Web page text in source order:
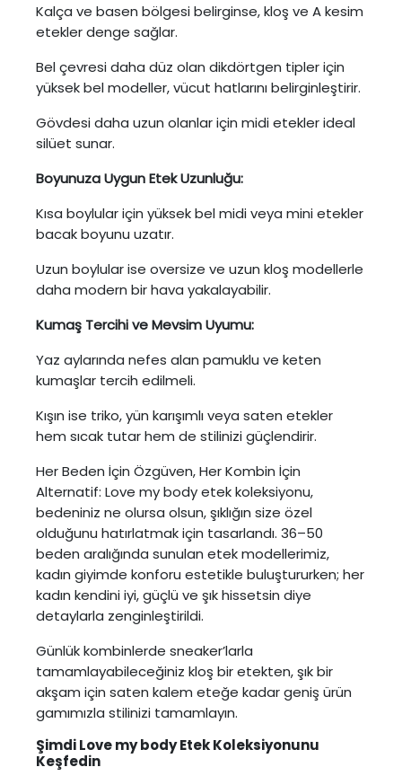
Kalça ve basen bölgesi belirginse, kloş ve A kesim
etekler denge sağlar.
Bel çevresi daha düz olan dikdörtgen tipler için
yüksek bel modeller, vücut hatlarını belirginleştirir.
Gövdesi daha uzun olanlar için midi etekler ideal
silüet sunar.
Boyunuza Uygun Etek Uzunluğu:
Kısa boylular için yüksek bel midi veya mini etekler
bacak boyunu uzatır.
Uzun boylular ise oversize ve uzun kloş modellerle
daha modern bir hava yakalayabilir.
Kumaş Tercihi ve Mevsim Uyumu:
Yaz aylarında nefes alan pamuklu ve keten
kumaşlar tercih edilmeli.
Kışın ise triko, yün karışımlı veya saten etekler
hem sıcak tutar hem de stilinizi güçlendirir.
Her Beden İçin Özgüven, Her Kombin İçin
Alternatif: Love my body etek koleksiyonu,
bedeniniz ne olursa olsun, şıklığın size özel
olduğunu hatırlatmak için tasarlandı. 36–50
beden aralığında sunulan etek modellerimiz,
kadın giyimde konforu estetikle buluştururken; her
kadın kendini iyi, güçlü ve şık hissetsin diye
detaylarla zenginleştirildi.
Günlük kombinlerde sneaker’larla
tamamlayabileceğiniz kloş bir etekten, şık bir
akşam için saten kalem eteğe kadar geniş ürün
gamımızla stilinizi tamamlayın.
Şimdi Love my body Etek Koleksiyonunu
Keşfedin